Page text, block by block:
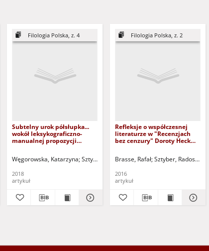
- red. nacz.
Filologia Polska, z. 4
Subtelny urok półsłupka...
wokół leksykograficzno-
manualnej propozycji
szydełkowe w języku
rosyjskim i angielskim" -
recenzja
Węgorowska, Katarzyna Sztyber, Radosław - red. nacz.
2018
artykuł
Filologia Polska, z. 2
Refleksje o współczesnej
literaturze w "Recenzjach
bez cenzury" Doroty Heck
Brasse, Rafał Sztyber, Radosław
2016
artykuł